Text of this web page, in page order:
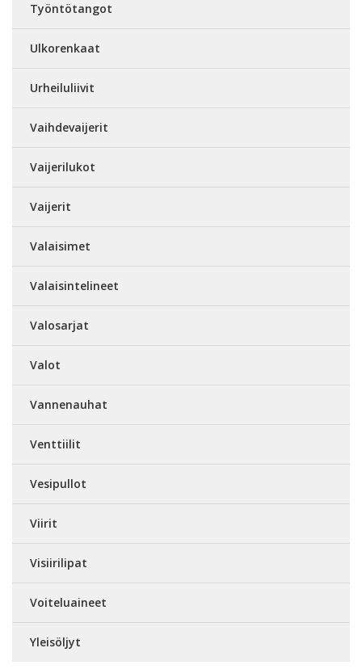
Työntötangot
Ulkorenkaat
Urheiluliivit
Vaihdevaijerit
Vaijerilukot
Vaijerit
Valaisimet
Valaisintelineet
Valosarjat
Valot
Vannenauhat
Venttiilit
Vesipullot
Viirit
Visiirilipat
Voiteluaineet
Yleisöljyt